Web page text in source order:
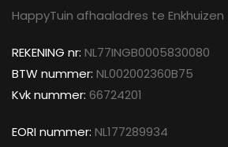
HappyTuin afhaaladres te Enkhuizen
REKENING nr: NL77INGB0005830080
BTW nummer: NL002002360B75
Kvk nummer: 66724201
EORI nummer: NL177289934